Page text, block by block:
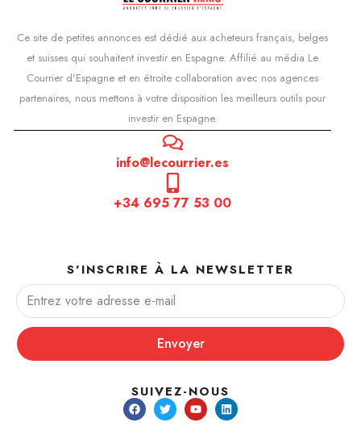
Ce site de petites annonces est dédié aux acheteurs français, belges
et suisses qui souhaitent investir en Espagne. Affilié au média Le
Courrier d'Espagne et en étroite collaboration avec nos agences
partenaires, nous mettons à votre disposition les meilleurs outils pour
investir en Espagne.
info@lecourrier.es
+34 695 77 53 00
S'INSCRIRE À LA NEWSLETTER
Envoyer
SUIVEZ-NOUS